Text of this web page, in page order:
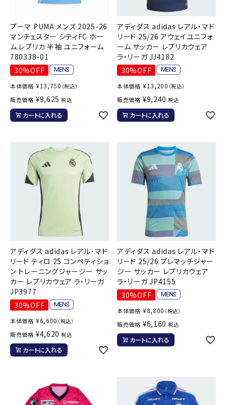
プーマ PUMA メンズ 2025-26
マンチェスター シティFC ホー
ム レプリカ 半袖 ユニフォーム
780338-01
30%OFF
本体価格 ¥13,750 （税込）
販売価格 ¥9,625 税込
カートに入れる
アディダス adidas レアル・マド
リード 25/26 アウェイユニフォ
ーム サッカー レプリカウェア
ラ・リーガ JJ4182
30%OFF
本体価格 ¥13,200 （税込）
販売価格 ¥9,240 税込
カートに入れる
アディダス adidas レアル・マド
リード ティロ 25 コンペティショ
ン トレーニングジャージー サッ
カー レプリカウェア ラ・リーガ
JP3977
30%OFF
本体価格 ¥6,600 （税込）
販売価格 ¥4,620 税込
カートに入れる
アディダス adidas レアル・マド
リード 25/26 プレマッチジャー
ジー サッカー レプリカウェア
ラ・リーガ JP4155
30%OFF
本体価格 ¥8,800 （税込）
販売価格 ¥6,160 税込
カートに入れる